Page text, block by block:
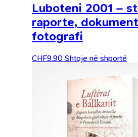
Luboteni 2001 –
raporte,
fotografi
CHF9.90 Shtoje në shportë